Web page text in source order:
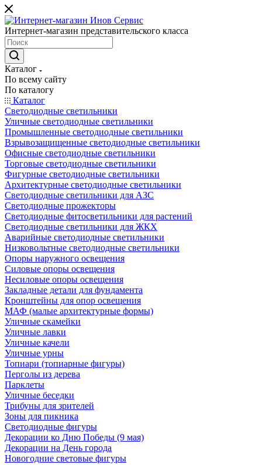
Интернет-магазин представительского класса
Каталог
По всему сайту
По каталогу
Каталог
Светодиодные светильники
Уличные светодиодные светильники
Промышленные светодиодные светильники
Взрывозащищенные светодиодные светильники
Офисные светодиодные светильники
Торговые светодиодные светильники
Фигурные светодиодные светильники
Архитектурные светодиодные светильники
Светодиодные светильники для АЗС
Светодиодные прожекторы
Светодиодные фитосветильники для растений
Светодиодные светильники для ЖКХ
Аварийные светодиодные светильники
Низковольтные светодиодные светильники
Опоры наружного освещения
Силовые опоры освещения
Несиловые опоры освещения
Закладные детали для фундамента
Кронштейны для опор освещения
МАФ (малые архитектурные формы)
Уличные скамейки
Уличные лавки
Уличные качели
Уличные урны
Топиари (топиарные фигуры)
Перголы из дерева
Парклеты
Уличные беседки
Трибуны для зрителей
Зоны для пикника
Светодиодные фигуры
Декорации ко Дню Победы (9 мая)
Декорации на День города
Новогодние световые фигуры